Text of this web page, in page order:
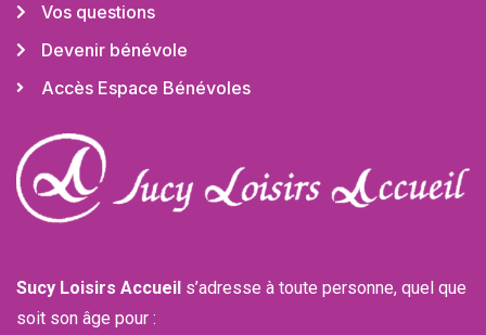
Vos questions
Devenir bénévole
Accès Espace Bénévoles
Sucy Loisirs Accueil s’adresse à toute personne, quel que
soit son âge pour :